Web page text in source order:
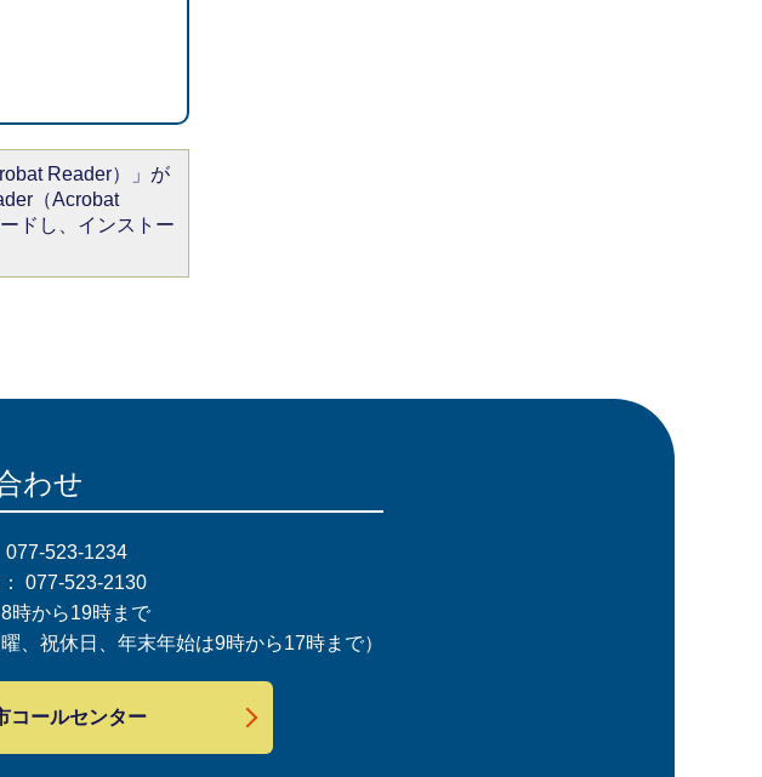
Reader）」が
（Acrobat
ドし、インストー
わせ
077-523-1234
077-523-2130
時から19時まで
曜、祝休日、年末年始は9時から17時まで）
コールセンター